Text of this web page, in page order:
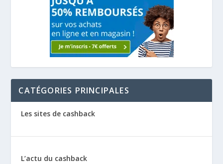
CATÉGORIES PRINCIPALES
Les sites de cashback
L’actu du cashback